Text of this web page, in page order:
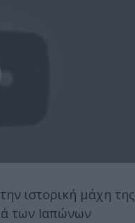
ιστορική μάχη της
των Ιαπώνων